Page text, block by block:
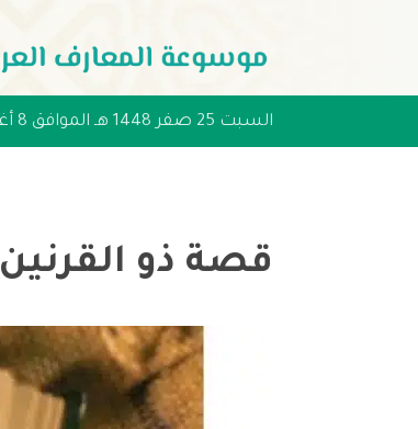
السبت 25 صفر 1448 هـ الموافق 8 أغسطس 2026 مـ
قصة ذو القرنين